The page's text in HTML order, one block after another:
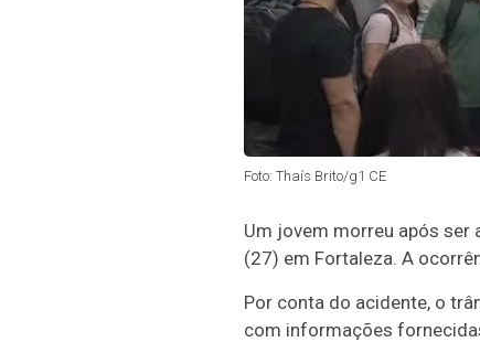
Foto: Thaís Brito/g1 CE
Um jovem morreu após ser
(27) em Fortaleza. A
Por conta do acidente, o
com informações